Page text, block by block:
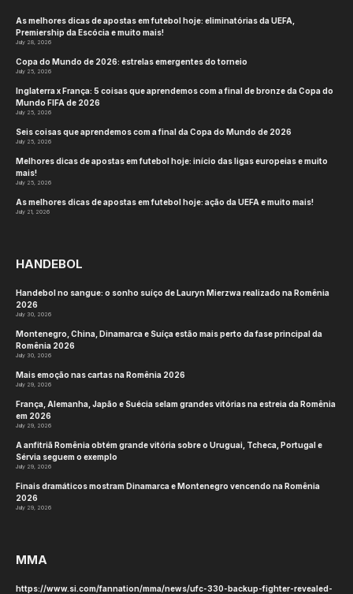
As melhores dicas de apostas em futebol hoje: eliminatórias da UEFA,
Premiership da Escócia e muito mais!
July 28, 2026
Copa do Mundo de 2026: estrelas emergentes do torneio
July 25, 2026
Inglaterra x França: 5 coisas que aprendemos com a final de bronze da Copa do
Mundo FIFA de 2026
July 25, 2026
Seis coisas que aprendemos com a final da Copa do Mundo de 2026
July 25, 2026
Melhores dicas de apostas em futebol hoje: início das ligas europeias e muito
mais!
July 25, 2026
As melhores dicas de apostas em futebol hoje: ação da UEFA e muito mais!
July 21, 2026
HANDEBOL
Handebol no sangue: o sonho suíço de Lauryn Mierzwa realizado na Romênia
2026
July 30, 2026
Montenegro, China, Dinamarca e Suíça estão mais perto da fase principal da
Romênia 2026
July 30, 2026
Mais emoção nas cartas na Romênia 2026
July 29, 2026
França, Alemanha, Japão e Suécia selam grandes vitórias na estreia da Romênia
em 2026
July 29, 2026
A anfitriã Romênia obtém grande vitória sobre o Uruguai, Tcheca, Portugal e
Sérvia seguem o exemplo
July 29, 2026
Finais dramáticos mostram Dinamarca e Montenegro vencendo na Romênia
2026
July 29, 2026
MMA
https://www.si.com/fannation/mma/news/ufc-330-backup-fighter-revealed-